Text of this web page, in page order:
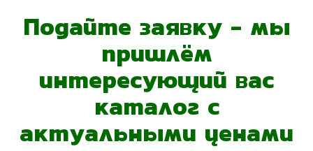
Подайте заявку - мы
пришлём
интересующий вас
каталог с
актуальными ценами